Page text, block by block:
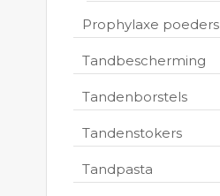
Prophylaxe poeders
Tandbescherming
Tandenborstels
Tandenstokers
Tandpasta